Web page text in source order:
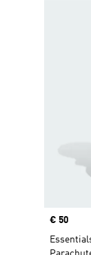
Price
€ 50